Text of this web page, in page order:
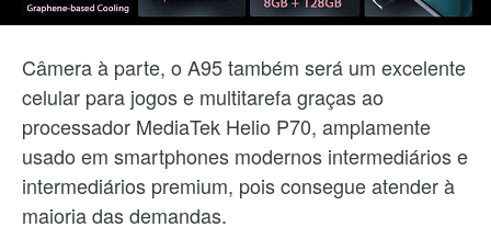
Câmera à parte, o A95 também será um excelente
celular para jogos e multitarefa graças ao
processador MediaTek Helio P70, amplamente
usado em smartphones modernos intermediários e
intermediários premium, pois consegue atender à
maioria das demandas.